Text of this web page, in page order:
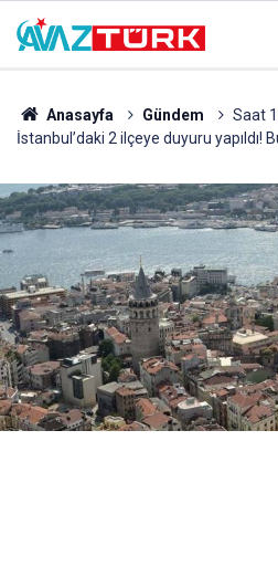
Anasayfa Gündem
Saat
İstanbul’daki 2 ilçeye duyuru yapıldı!